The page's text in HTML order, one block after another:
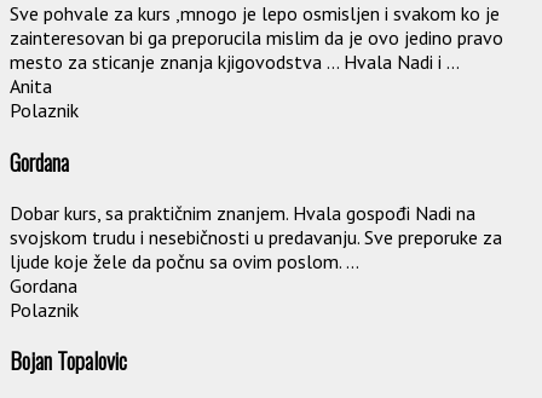
Sve pohvale za kurs ,mnogo je lepo osmisljen i svakom ko je
zainteresovan bi ga preporucila mislim da je ovo jedino pravo
mesto za sticanje znanja kjigovodstva ... Hvala Nadi i ...
Anita
Polaznik
Gordana
Dobar kurs, sa praktičnim znanjem. Hvala gospođi Nadi na
svojskom trudu i nesebičnosti u predavanju. Sve preporuke za
ljude koje žele da počnu sa ovim poslom. ...
Gordana
Polaznik
Bojan Topalovic